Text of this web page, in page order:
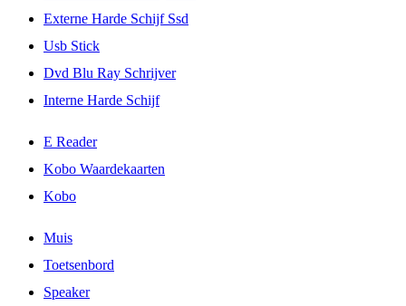
Externe Harde Schijf Ssd
Usb Stick
Dvd Blu Ray Schrijver
Interne Harde Schijf
E Reader
Kobo Waardekaarten
Kobo
Muis
Toetsenbord
Speaker